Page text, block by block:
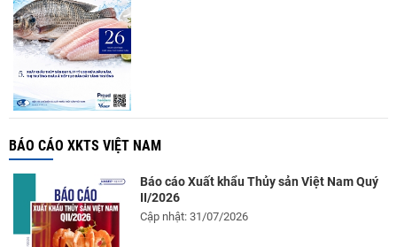
BÁO CÁO XKTS VIỆT NAM
Báo cáo Xuất khẩu Thủy sản Việt Nam Quý
II/2026
Cập nhật: 31/07/2026